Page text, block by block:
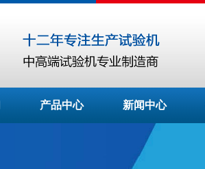
产品中心 新闻中心